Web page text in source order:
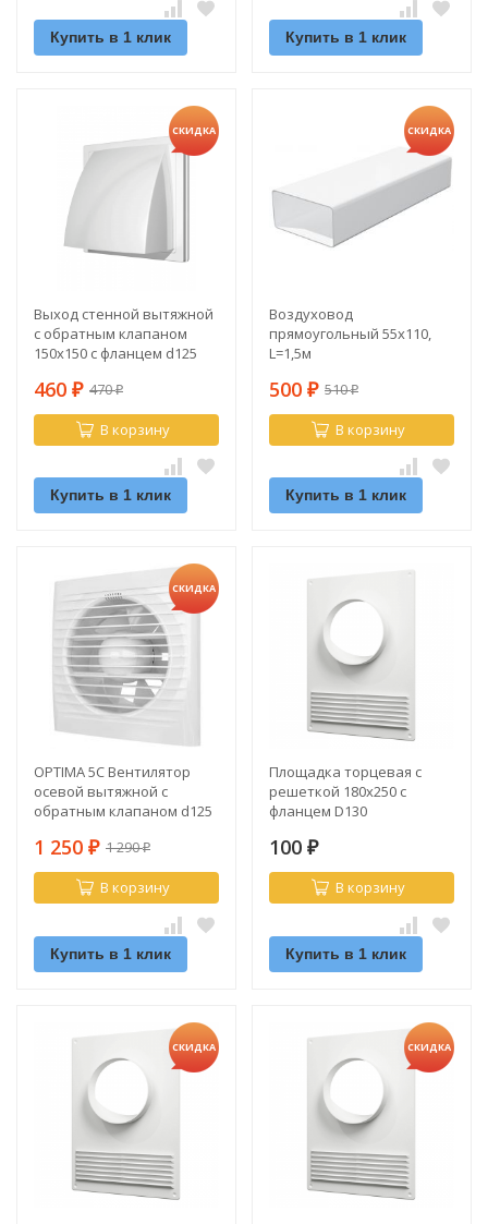
Купить в 1 клик Купить в 1 клик
СКИДКА
Выход стенной вытяжной
с обратным клапаном
150х150 с фланцем d125
460 ₽ 470₽
В корзину
Купить в 1 клик
СКИДКА
Воздуховод
прямоугольный 55х110,
L=1,5м
500 ₽ 510₽
В корзину
Купить в 1 клик
СКИДКА
OPTIMA 5C Вентилятор
осевой вытяжной с
обратным клапаном d125
1 250 ₽ 1 290₽
В корзину
Купить в 1 клик
Площадка торцевая с
решеткой 180х250 с
фланцем D130
100 ₽
В корзину
Купить в 1 клик
СКИДКА СКИДКА